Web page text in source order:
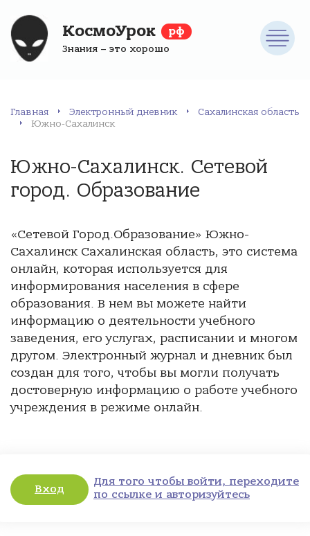
КосмоУрок рф
Знания – это хорошо
Главная Электронный дневник
Сахалинская область
Южно-Сахалинск
Южно-Сахалинск. Сетевой
город. Образование
«Сетевой Город.Образование» Южно-
Сахалинск Сахалинская область, это система
онлайн, которая используется для
информирования населения в сфере
образования. В нем вы можете найти
информацию о деятельности учебного
заведения, его услугах, расписании и многом
другом. Электронный журнал и дневник был
создан для того, чтобы вы могли получать
достоверную информацию о работе учебного
учреждения в режиме онлайн.
Вход
Для того чтобы войти, переходите
по ссылке и авторизуйтесь